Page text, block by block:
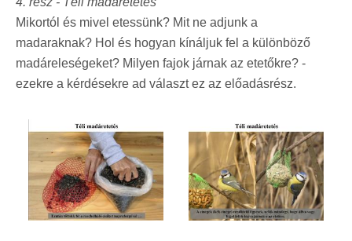
Mikortól és mivel etessünk? Mit ne adjunk a
madaraknak? Hol és hogyan kínáljuk fel a különböző
madáreleségeket? Milyen fajok járnak az etetőkre? -
ezekre a kérdésekre ad választ ez az előadásrész.